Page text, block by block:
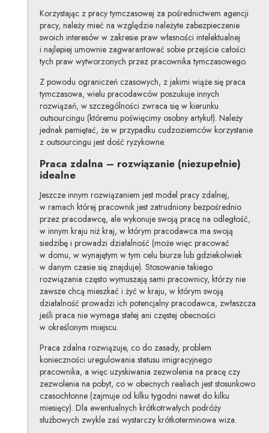
Korzystając z pracy tymczasowej za pośrednictwem agencji
pracy, należy mieć na względzie należyte zabezpieczenie
swoich interesów w zakresie praw własności intelektualnej
i najlepiej umownie zagwarantować sobie przejście całości
tych praw wytworzonych przez pracownika tymczasowego.
Z powodu ograniczeń czasowych, z jakimi wiąże się praca
tymczasowa, wielu pracodawców poszukuje innych
rozwiązań, w szczególności zwraca się w kierunku
outsourcingu (któremu poświęcimy osobny artykuł). Należy
jednak pamiętać, że w przypadku cudzoziemców korzystanie
z outsourcingu jest dość ryzykowne.
Praca zdalna – rozwiązanie (niezupełnie)
idealne
Jeszcze innym rozwiązaniem jest model pracy zdalnej,
w ramach której pracownik jest zatrudniony bezpośrednio
przez pracodawcę, ale wykonuje swoją pracę na odległość,
w innym kraju niż kraj, w którym pracodawca ma swoją
siedzibę i prowadzi działalność (może więc pracować
w domu, w wynajętym w tym celu biurze lub gdziekolwiek
w danym czasie się znajduje). Stosowanie takiego
rozwiązania często wymuszają sami pracownicy, którzy nie
zawsze chcą mieszkać i żyć w kraju, w którym swoją
działalność prowadzi ich potencjalny pracodawca, zwłaszcza
jeśli praca nie wymaga stałej ani częstej obecności
w określonym miejscu.
Praca zdalna rozwiązuje, co do zasady, problem
konieczności uregulowania statusu imigracyjnego
pracownika, a więc uzyskiwania zezwolenia na pracę czy
zezwolenia na pobyt, co w obecnych realiach jest stosunkowo
czasochłonne (zajmuje od kilku tygodni nawet do kilku
miesięcy). Dla ewentualnych krótkotrwałych podróży
służbowych zwykle zaś wystarczy krótkoterminowa wiza.